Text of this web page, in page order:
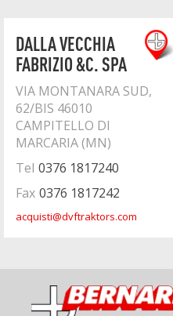
DALLA VECCHIA
FABRIZIO &C. SPA
VIA MONTANARA SUD,
62/BIS 46010
CAMPITELLO DI
MARCARIA (MN)
Tel 0376 1817240
Fax 0376 1817242
acquisti@dvftraktors.com